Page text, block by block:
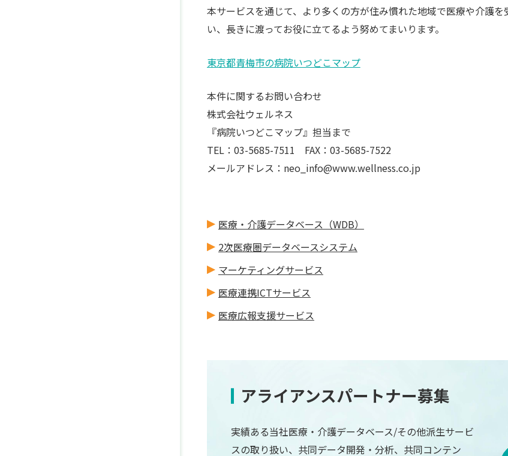
本サービスを通じて、より多くの方が住み慣れた地域で医療や介護
い、長きに渡ってお役に立てるよう努めてまいります。
東京都青梅市の病院いつどこマップ
本件に関するお問い合わせ
株式会社ウェルネス
『病院いつどこマップ』担当まで
TEL：03-5685-7511 FAX：03-5685-7522
メールアドレス：neo_info@www.wellness.co.jp
医療・介護データベース（WDB）
2次医療圏データベースシステム
マーケティングサービス
医療連携ICTサービス
医療広報支援サービス
アライアンスパートナー募集
実績ある当社医療・介護データベース/その他派生サービ
スの取り扱い、共同データ開発・分析、共同コンテン